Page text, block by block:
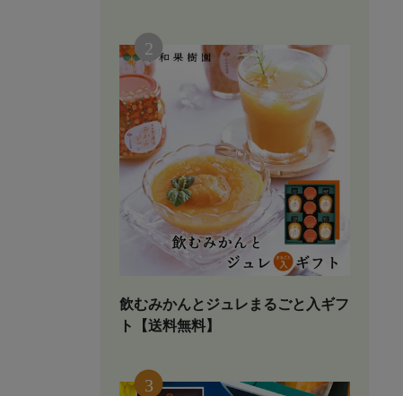
飲むみかんとジュレまるごと入ギフ
ト【送料無料】